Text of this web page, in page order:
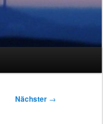
Nächster →